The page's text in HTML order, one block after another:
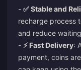
- ✅ Stable and
recharge process
and reduce
- ⚡ Fast Delivery:
payment, coins